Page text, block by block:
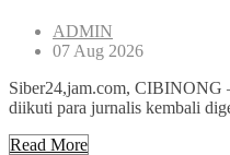
ADMIN
07 Aug 2026
Siber24,jam.com, CIBINONG
diikuti para jurnalis kembali
Read More